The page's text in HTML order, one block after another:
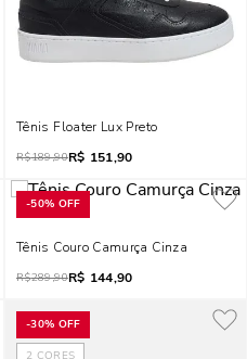
Tênis Floater Lux Preto
R$189,90R$ 151,90
-50% OFF
Tênis Couro Camurça Cinza
R$289,90R$ 144,90
-30% OFF
2 CORES